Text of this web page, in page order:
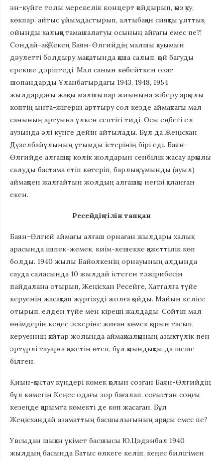
ән-күйге толы мерекелік концерт қойдырып, қыз қуу,
көкпар, айтыс ұйымдастырып, алтыбақан сияқты ұлттық
ойынды халыққа тамашалатуы осының айғағы емес пе?!
Сондай-ақ Жекең Баян-Өлгийдің малшы қауымын
дәулетті болдыру мақсатында қаша салып, қой бағуды
ерекше дәріптеді. Мал санын көбейткен озат
шопандарды Ұланбатырдағы 1943, 1948, 1954
жылдардағы жақсы малшылар жиынына жіберу арқылы
көптің ынта-жігерін арттыру сол кезде аймақтағы мал
санының артуына үлкен септігі тиді. Осы еңбегі ел
аузында әлі күнге дейін айтылады. Бұл да Жеңісхан
Дүзелбайұлының ұтымды істерінің бірі еді. Баян-
Өлгийде алғашқы көлік жолдарын сенбілік жасау арқылы
салуды бастама етіп көтеріп, барлық сұмынды (ауыл)
аймақпен жалғайтын жолдың алғашқы негізі қаланған
екен.
Ресейдің тілін тапқан
Баян-Өлгий аймағы алғаш орнаған жылдары халық
арасында ішпек-жемек, киім-кешекке қажеттілік көп
болды. 1940 жылы Байөлкенің орнауының алдында
сауда саласында 10 жылдай істеген тәжірибесін
пайдалана отырып, Жеңісхан Ресейге, Хатгалға түйе
керуенін жасақтап жүргізуді жолға қойды. Майын келісе
отырып, елден түйе мен кіреші жалдады. Сөйтіп мал
өнімдерін кеңес әскеріне жиған көмек қорын тасып,
керуеннің қайтар жолында аймақ халқының азық-түлік пен
әртүрлі тауарға қажетін өтеп, бұл қиындықты да шеше
білген.
Қиын-қыстау күндері көмек қолын созған Баян-Өлгийдің
бұл көмегін Кеңес одағы зор бағалап, соғыстан соңғы
кезеңде қарымта көмекті де көп жасаған. Бұл
Жеңісхандай азаматтың басшылығының арқасы емес пе?
Увсыдан шыққан үкімет басшысы Ю.Цэдэнбал 1940
жылдың басында Батыс өлкеге келіп, кеңес билігімен